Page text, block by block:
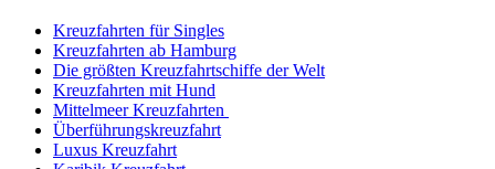
Kreuzfahrten für Singles
Kreuzfahrten ab Hamburg
Die größten Kreuzfahrtschiffe der Welt
Kreuzfahrten mit Hund
Mittelmeer Kreuzfahrten
Überführungskreuzfahrt
Luxus Kreuzfahrt